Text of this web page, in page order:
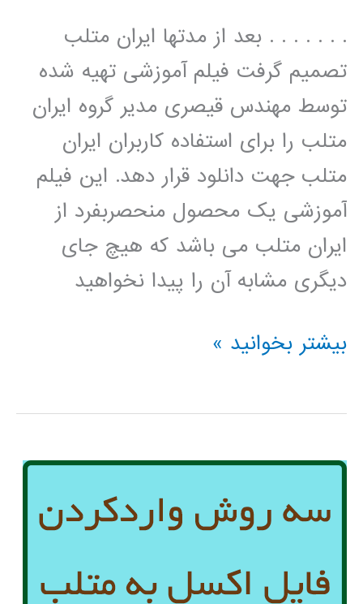
. . . . . . . بعد از مدتها ایران متلب
تصمیم گرفت فیلم آموزشی تهیه شده
توسط مهندس قیصری مدیر گروه ایران
متلب را برای استفاده کاربران ایران
متلب جهت دانلود قرار دهد. این فیلم
آموزشی یک محصول منحصربفرد از
ایران متلب می باشد که هیچ جای
دیگری مشابه آن را پیدا نخواهید
سیر
پیاز
بیشتر بخوانید »